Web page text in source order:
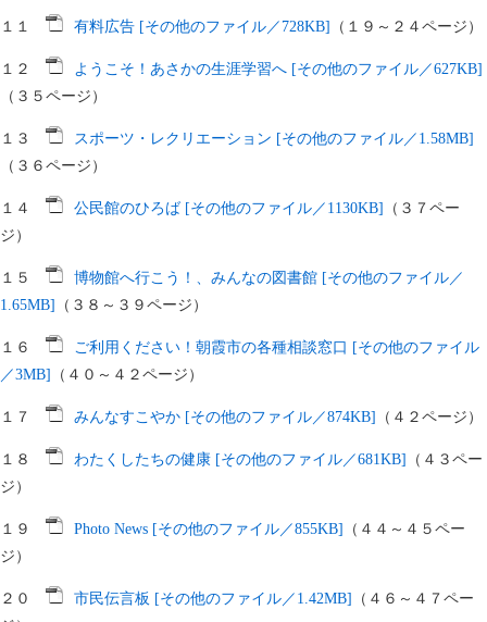
１１ 有料広告 [その他のファイル／728KB] （１９～２４ページ）
１２
ようこそ！あさかの生涯学習へ [その他のファイル／627KB]
（３５ページ）
１３
スポーツ・レクリエーション [その他のファイル／1.58MB]
（３６ページ）
１４ 公民館のひろば [その他のファイル／1130KB]
（３７ペー
ジ）
１５
博物館へ行こう！、みんなの図書館 [その他のファイル／
1.65MB]
（３８～３９ページ）
１６
ご利用ください！朝霞市の各種相談窓口 [その他のファイル
／3MB]
（４０～４２ページ）
１７ みんなすこやか [その他のファイル／874KB] （４２ページ）
１８ わたくしたちの健康 [その他のファイル／681KB]
（４３ペー
ジ）
１９ Photo News [その他のファイル／855KB]
（４４～４５ペー
ジ）
２０ 市民伝言板 [その他のファイル／1.42MB]
（４６～４７ペー